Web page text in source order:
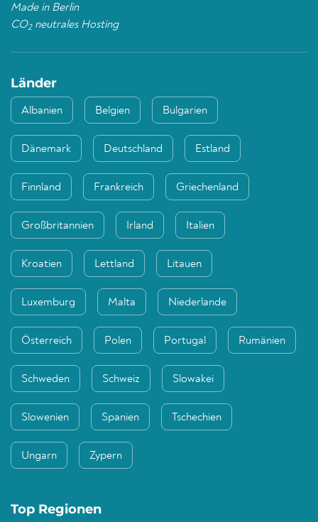
Made in Berlin
CO2neutrales Hosting
Länder
Albanien Belgien Bulgarien
Dänemark Deutschland Estland
Finnland Frankreich Griechenland
Großbritannien Irland Italien
Kroatien Lettland Litauen
Luxemburg Malta Niederlande
Österreich Polen Portugal Rumänien
Schweden Schweiz Slowakei
Slowenien Spanien Tschechien
Ungarn Zypern
Top Regionen